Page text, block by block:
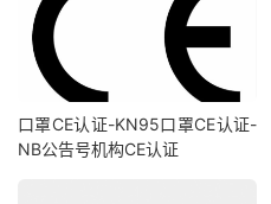
口罩CE认证-KN95口罩CE认证-
NB公告号机构CE认证